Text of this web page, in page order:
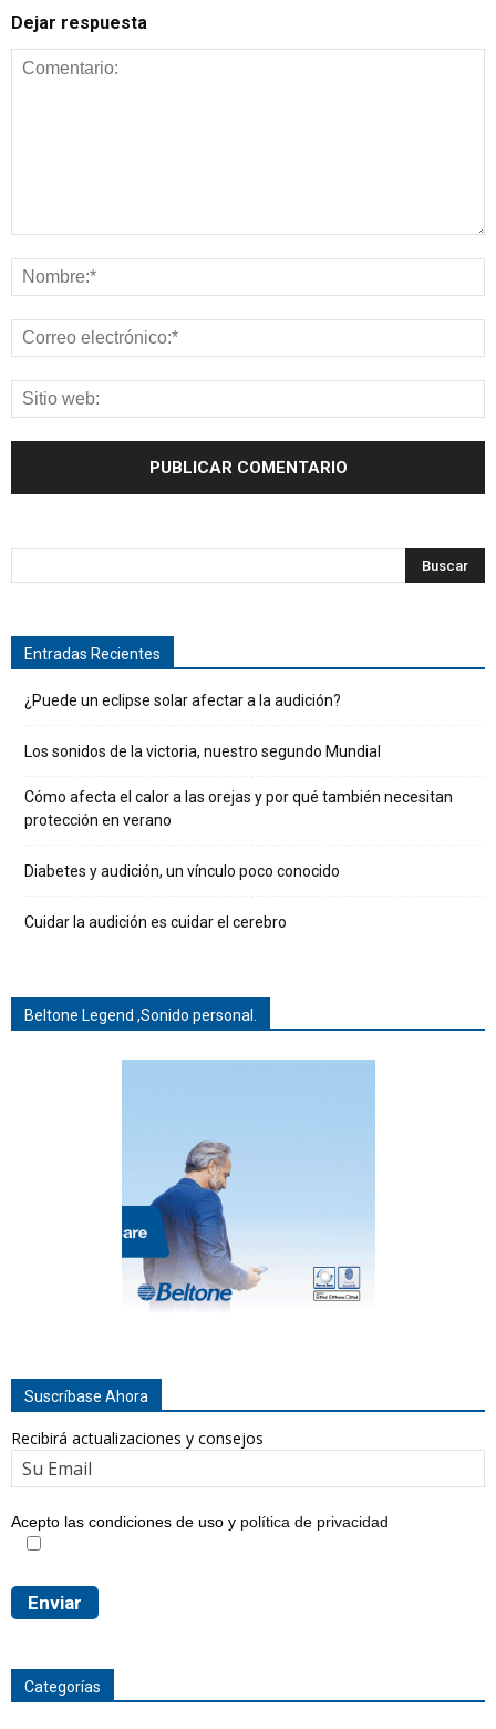
Dejar respuesta
Entradas Recientes
¿Puede un eclipse solar afectar a la audición?
Los sonidos de la victoria, nuestro segundo Mundial
Cómo afecta el calor a las orejas y por qué también necesitan
protección en verano
Diabetes y audición, un vínculo poco conocido
Cuidar la audición es cuidar el cerebro
Beltone Legend ,Sonido personal.
Suscríbase Ahora
Recibirá actualizaciones y consejos
Acepto las condiciones de uso y política de privacidad
Categorías